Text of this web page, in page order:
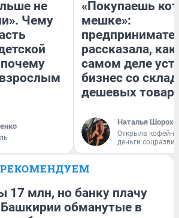
не
Чему
«Покупаешь
мешке»:
рассказала, как
самом деле
бизнес со
дешевых
Наталья
Открыла
деньги
РЕКОМЕНДУЕМ
17 млн, но банку плачу
обманутые в